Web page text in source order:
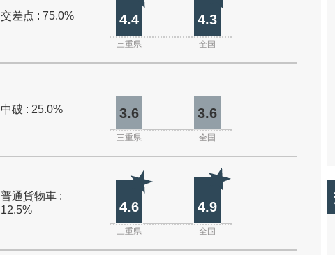
交差点 : 75.0% 4.4 4.3
三重県 全国
中破 : 25.0% 3.6 3.6
三重県 全国
普通貨物車 :
12.5%
4.6 4.9
三重県 全国